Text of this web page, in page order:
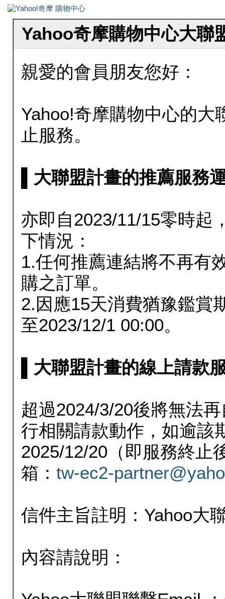
Yahoo奇摩購物中心大聯
親愛的會員朋友您好：
Yahoo!奇摩購物中心的大
止服務。
▌大聯盟計畫的推薦服務
亦即自2023/11/15零時起
下情況：
1.任何推薦連結將不再有
購之訂單。
2.因應15天消費猶豫鑑賞
至2023/12/1 00:00。
▌大聯盟計畫的線上請款
超過2024/3/20後將無法
行相關請款動作，如逾該
2025/12/20（即服務終止
箱： tw-ec2-
信件主旨註明：Yahoo大
內容請說明：